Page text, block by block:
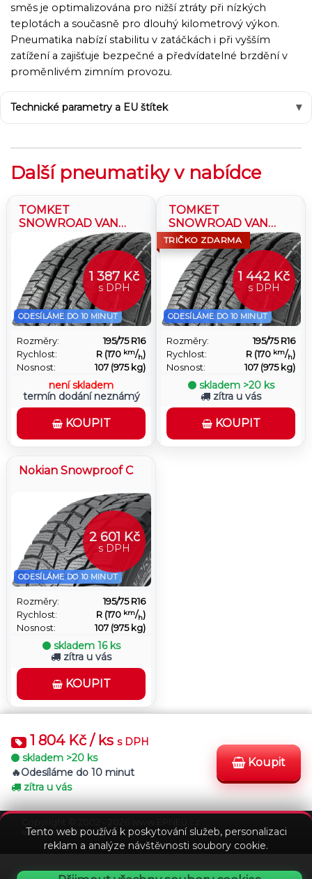
Tento web používá k poskytování služeb, personalizaci
reklam a analýze návštěvnosti soubory cookie.
směs je optimalizována pro nižší ztráty při nízkých
teplotách a současně pro dlouhý kilometrový výkon.
Pneumatika nabízí stabilitu v zatáčkách i při vyšším
zatížení a zajišťuje bezpečné a předvídatelné brzdění v
proměnlivém zimním provozu.
Technické parametry a EU štítek
1 804 Kč / ks s DPH
skladem >20 ks
Odesíláme do 10 minut
zítra u vás
Koupit
Další pneumatiky v nabídce
TOMKET
SNOWROAD VAN
ODESÍLÁME DO 10 MINUT
1 387 Kč
s DPH
Rozměry:
195/75 R16
Rychlost:
R (170 km/h)
Nosnost:
107 (975 kg)
není skladem
termín dodání neznámý
KOUPIT
TOMKET
SNOWROAD VAN
8PR
TRIČKO ZDARMA
ODESÍLÁME DO 10 MINUT
1 442 Kč
s DPH
Rozměry:
195/75 R16
Rychlost:
R (170 km/h)
Nosnost:
107 (975 kg)
skladem >20 ks
zítra u vás
KOUPIT
Nokian Snowproof C
ODESÍLÁME DO 10 MINUT
2 601 Kč
s DPH
Rozměry:
195/75 R16
Rychlost:
R (170 km/h)
Nosnost:
107 (975 kg)
skladem 16 ks
zítra u vás
KOUPIT
Podmínky
Stav
powered by VEDOS.cz